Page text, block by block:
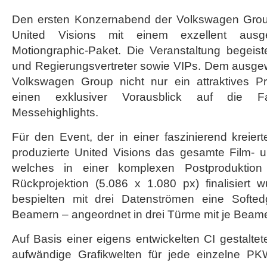
unterstützte
Konzernabend
Volkswagen
Group
Peking
Den ersten Konzernabend der Volkswagen
United Visions mit einem exzellent
Motiongraphic-Paket. Die Veranstaltung
und Regierungsvertreter sowie VIPs. Dem
Volkswagen Group nicht nur ein attraktives
einen exklusiver Vorausblick auf die
Messehighlights.
Für den Event, der in einer faszinierend
produzierte United Visions das gesamte Film-
welches in einer komplexen
Rückprojektion (5.086 x 1.080 px) finalisiert
bespielten mit drei Datenströmen eine
Beamern – angeordnet in drei Türme mit je
Auf Basis einer eigens entwickelten CI
aufwändige Grafikwelten für jede einzelne